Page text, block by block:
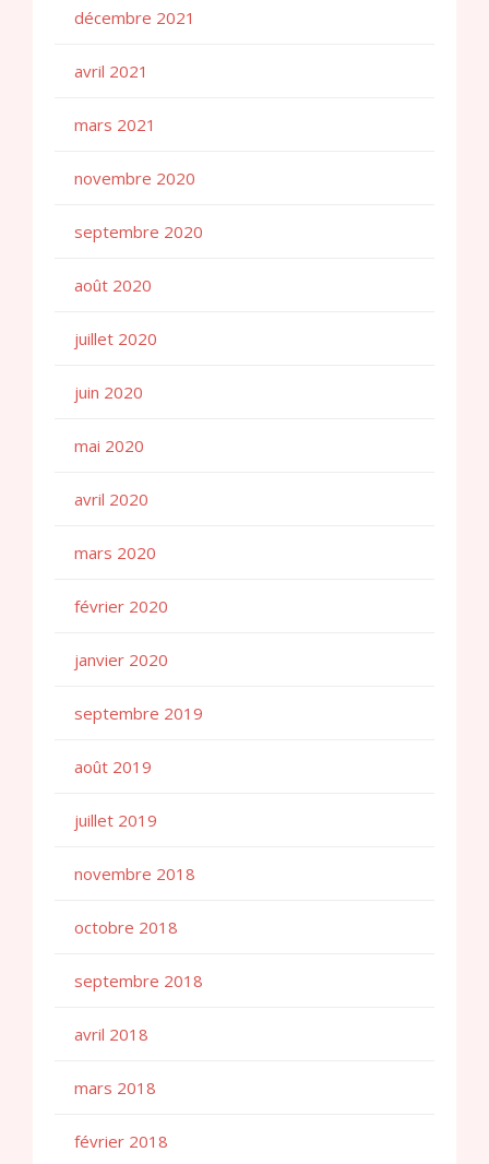
décembre 2021
avril 2021
mars 2021
novembre 2020
septembre 2020
août 2020
juillet 2020
juin 2020
mai 2020
avril 2020
mars 2020
février 2020
janvier 2020
septembre 2019
août 2019
juillet 2019
novembre 2018
octobre 2018
septembre 2018
avril 2018
mars 2018
février 2018